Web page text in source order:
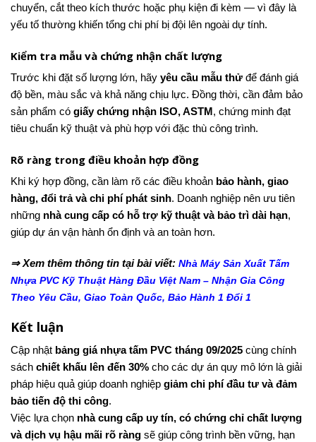
chuyển, cắt theo kích thước hoặc phụ kiện đi kèm — vì đây là
yếu tố thường khiến tổng chi phí bị đội lên ngoài dự tính.
Kiểm tra mẫu và chứng nhận chất lượng
Trước khi đặt số lượng lớn, hãy yêu cầu mẫu thử để đánh giá
độ bền, màu sắc và khả năng chịu lực. Đồng thời, cần đảm bảo
sản phẩm có giấy chứng nhận ISO, ASTM, chứng minh đạt
tiêu chuẩn kỹ thuật và phù hợp với đặc thù công trình.
Rõ ràng trong điều khoản hợp đồng
Khi ký hợp đồng, cần làm rõ các điều khoản bảo hành, giao
hàng, đổi trả và chi phí phát sinh. Doanh nghiệp nên ưu tiên
những nhà cung cấp có hỗ trợ kỹ thuật và bảo trì dài hạn,
giúp dự án vận hành ổn định và an toàn hơn.
⇒ Xem thêm thông tin tại bài viết: Nhà Máy Sản Xuất Tấm
Nhựa PVC Kỹ Thuật Hàng Đầu Việt Nam – Nhận Gia Công
Theo Yêu Cầu, Giao Toàn Quốc, Bảo Hành 1 Đổi 1
Kết luận
Cập nhật bảng giá nhựa tấm PVC tháng 09/2025 cùng chính
sách chiết khấu lên đến 30% cho các dự án quy mô lớn là giải
pháp hiệu quả giúp doanh nghiệp giảm chi phí đầu tư và đảm
bảo tiến độ thi công.
Việc lựa chọn nhà cung cấp uy tín, có chứng chỉ chất lượng
và dịch vụ hậu mãi rõ ràng sẽ giúp công trình bền vững, hạn